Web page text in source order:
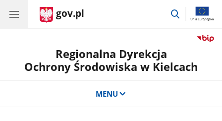
gov.pl
przejdź
Regionalna Dyrekcja
Ochrony Środowiska w Kielcach
MENU